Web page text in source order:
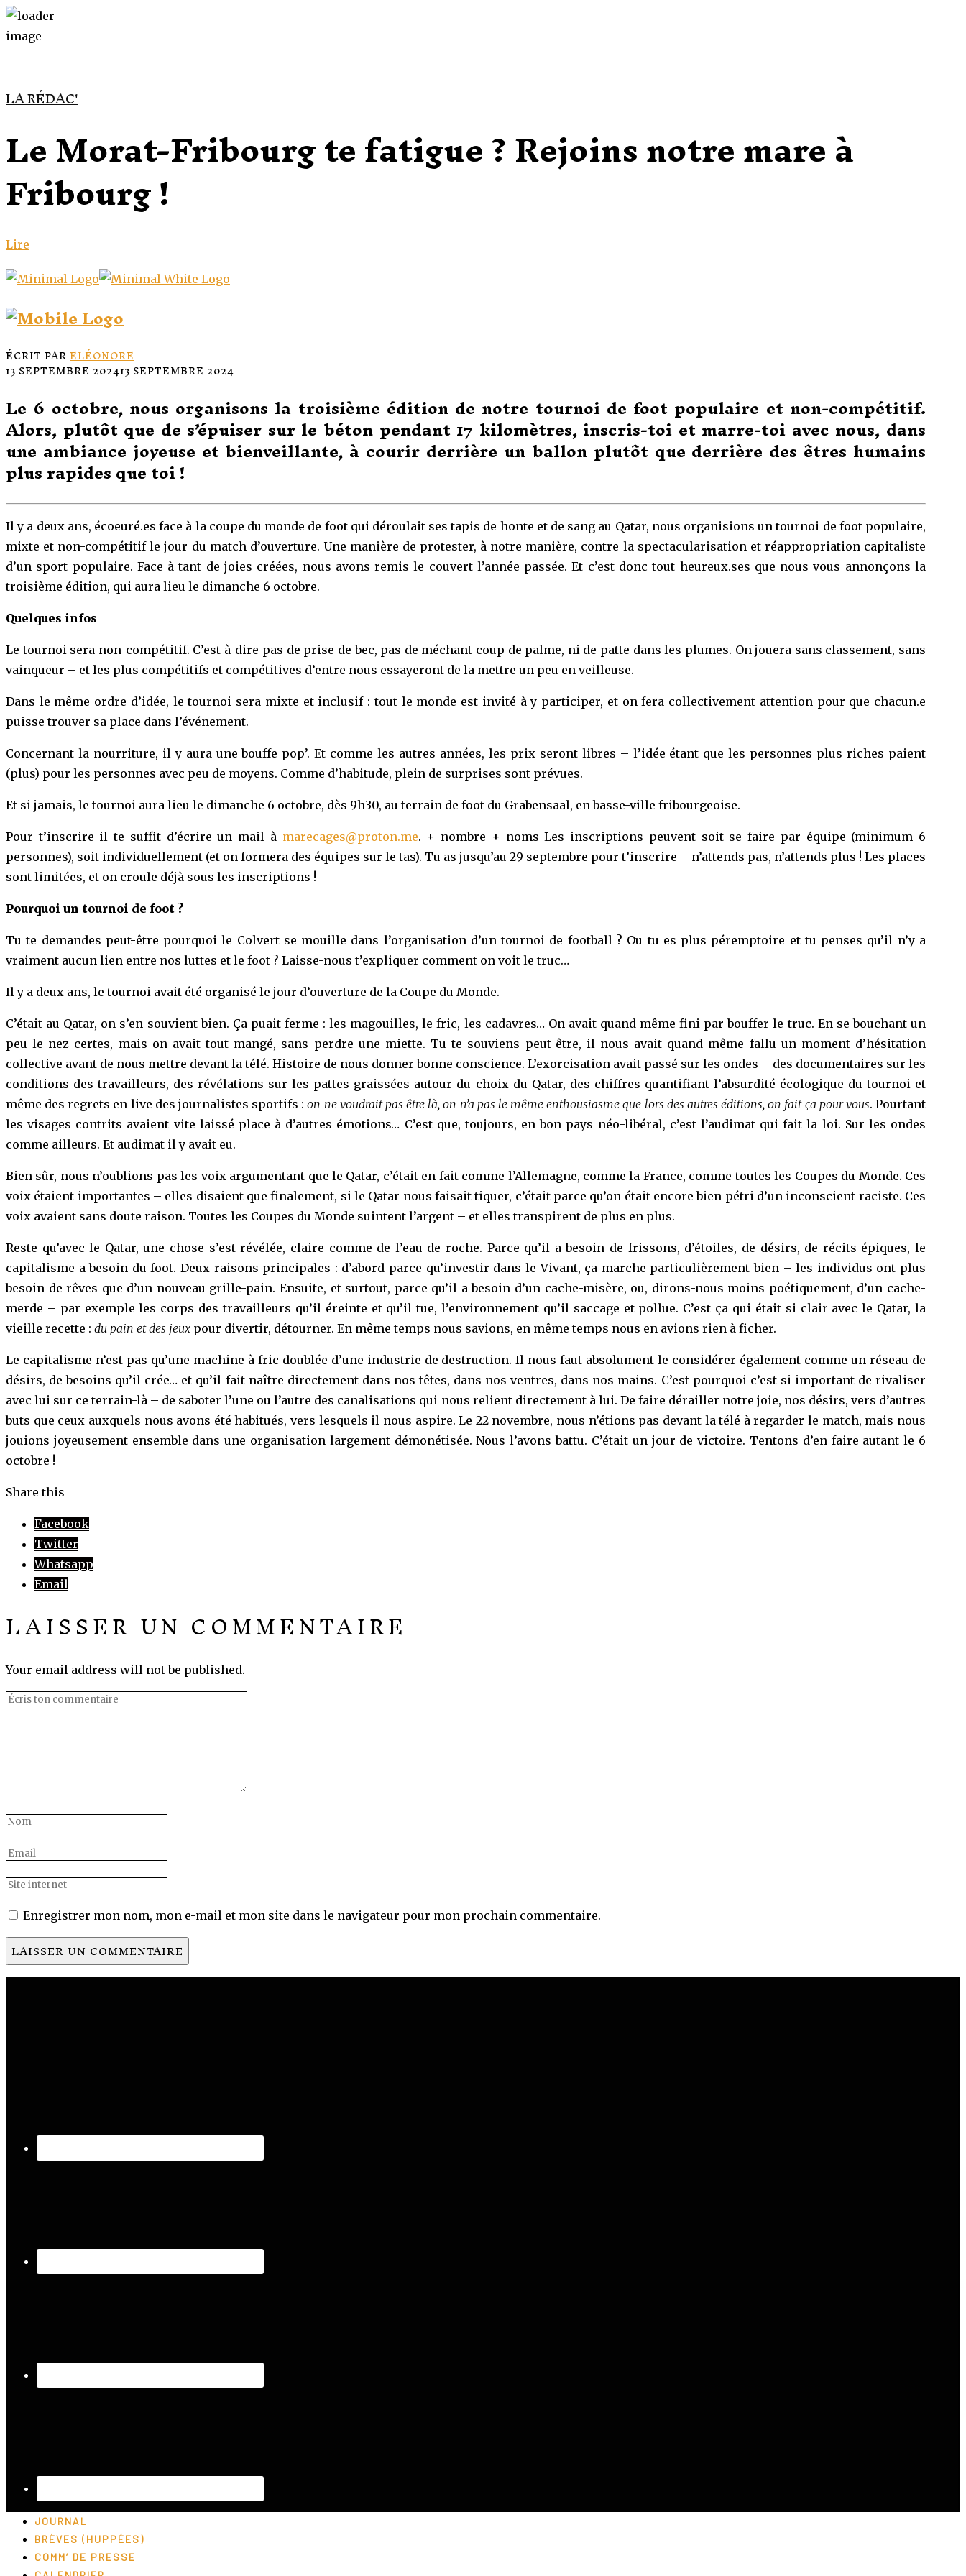
LA RÉDAC'
Le Morat-Fribourg te fatigue ? Rejoins notre mare à
Fribourg !
Lire
ÉCRIT PARELÉONORE
13 SEPTEMBRE 202413 SEPTEMBRE 2024
Le 6 octobre, nous organisons la troisième édition de notre tournoi de foot populaire et non-compétitif.
Alors, plutôt que de s’épuiser sur le béton pendant 17 kilomètres, inscris-toi et marre-toi avec nous, dans
une ambiance joyeuse et bienveillante, à courir derrière un ballon plutôt que derrière des êtres humains
plus rapides que toi !
Il y a deux ans, écoeuré.es face à la coupe du monde de foot qui déroulait ses tapis de honte et de sang au Qatar, nous organisions un tournoi de foot populaire,
mixte et non-compétitif le jour du match d’ouverture. Une manière de protester, à notre manière, contre la spectacularisation et réappropriation capitaliste
d’un sport populaire. Face à tant de joies créées, nous avons remis le couvert l’année passée. Et c’est donc tout heureux.ses que nous vous annonçons la
troisième édition, qui aura lieu le dimanche 6 octobre.
Quelques infos
Le tournoi sera non-compétitif. C’est-à-dire pas de prise de bec, pas de méchant coup de palme, ni de patte dans les plumes. On jouera sans classement, sans
vainqueur – et les plus compétitifs et compétitives d’entre nous essayeront de la mettre un peu en veilleuse.
Dans le même ordre d’idée, le tournoi sera mixte et inclusif : tout le monde est invité à y participer, et on fera collectivement attention pour que chacun.e
puisse trouver sa place dans l’événement.
Concernant la nourriture, il y aura une bouffe pop’. Et comme les autres années, les prix seront libres – l’idée étant que les personnes plus riches paient
(plus) pour les personnes avec peu de moyens. Comme d’habitude, plein de surprises sont prévues.
Et si jamais, le tournoi aura lieu le dimanche 6 octobre, dès 9h30, au terrain de foot du Grabensaal, en basse-ville fribourgeoise.
Pour t’inscrire il te suffit d’écrire un mail à marecages@proton.me. + nombre + noms Les inscriptions peuvent soit se faire par équipe (minimum 6
personnes), soit individuellement (et on formera des équipes sur le tas). Tu as jusqu’au 29 septembre pour t’inscrire – n’attends pas, n’attends plus ! Les places
sont limitées, et on croule déjà sous les inscriptions !
Pourquoi un tournoi de foot ?
Tu te demandes peut-être pourquoi le Colvert se mouille dans l’organisation d’un tournoi de football ? Ou tu es plus péremptoire et tu penses qu’il n’y a
vraiment aucun lien entre nos luttes et le foot ? Laisse-nous t’expliquer comment on voit le truc…
Il y a deux ans, le tournoi avait été organisé le jour d’ouverture de la Coupe du Monde.
C’était au Qatar, on s’en souvient bien. Ça puait ferme : les magouilles, le fric, les cadavres… On avait quand même fini par bouffer le truc. En se bouchant un
peu le nez certes, mais on avait tout mangé, sans perdre une miette. Tu te souviens peut-être, il nous avait quand même fallu un moment d’hésitation
collective avant de nous mettre devant la télé. Histoire de nous donner bonne conscience. L’exorcisation avait passé sur les ondes – des documentaires sur les
conditions des travailleurs, des révélations sur les pattes graissées autour du choix du Qatar, des chiffres quantifiant l’absurdité écologique du tournoi et
même des regrets en live des journalistes sportifs :on ne voudrait pas être là, on n’a pas le même enthousiasme que lors des autres éditions, on fait ça pour vous. Pourtant
les visages contrits avaient vite laissé place à d’autres émotions… C’est que, toujours, en bon pays néo-libéral, c’est l’audimat qui fait la loi. Sur les ondes
comme ailleurs. Et audimat il y avait eu.
Bien sûr, nous n’oublions pas les voix argumentant que le Qatar, c’était en fait comme l’Allemagne, comme la France, comme toutes les Coupes du Monde. Ces
voix étaient importantes – elles disaient que finalement, si le Qatar nous faisait tiquer, c’était parce qu’on était encore bien pétri d’un inconscient raciste. Ces
voix avaient sans doute raison. Toutes les Coupes du Monde suintent l’argent – et elles transpirent de plus en plus.
Reste qu’avec le Qatar, une chose s’est révélée, claire comme de l’eau de roche. Parce qu’il a besoin de frissons, d’étoiles, de désirs, de récits épiques, le
capitalisme a besoin du foot. Deux raisons principales : d’abord parce qu’investir dans le Vivant, ça marche particulièrement bien – les individus ont plus
besoin de rêves que d’un nouveau grille-pain. Ensuite, et surtout, parce qu’il a besoin d’un cache-misère, ou, dirons-nous moins poétiquement, d’un cache-
merde – par exemple les corps des travailleurs qu’il éreinte et qu’il tue, l’environnement qu’il saccage et pollue. C’est ça qui était si clair avec le Qatar, la
vieille recette : du pain et des jeux pour divertir, détourner. En même temps nous savions, en même temps nous en avions rien à ficher.
Le capitalisme n’est pas qu’une machine à fric doublée d’une industrie de destruction. Il nous faut absolument le considérer également comme un réseau de
désirs, de besoins qu’il crée… et qu’il fait naître directement dans nos têtes, dans nos ventres, dans nos mains. C’est pourquoi c’est si important de rivaliser
avec lui sur ce terrain-là – de saboter l’une ou l’autre des canalisations qui nous relient directement à lui. De faire dérailler notre joie, nos désirs, vers d’autres
buts que ceux auxquels nous avons été habitués, vers lesquels il nous aspire. Le 22 novembre, nous n’étions pas devant la télé à regarder le match, mais nous
jouions joyeusement ensemble dans une organisation largement démonétisée. Nous l’avons battu. C’était un jour de victoire. Tentons d’en faire autant le 6
octobre !
Share this
Facebook
Twitter
Whatsapp
Email
LAISSER UN COMMENTAIRE
Your email address will not be published.
Enregistrer mon nom, mon e-mail et mon site dans le navigateur pour mon prochain commentaire.
JOURNAL
BRÈVES (HUPPÉES)
COMM’ DE PRESSE